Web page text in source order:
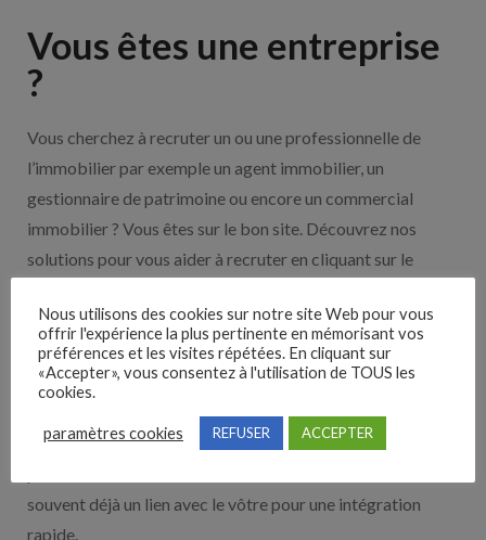
Vous êtes une entreprise
?
Vous cherchez à recruter un ou une professionnelle de
l’immobilier par exemple un agent immobilier, un
gestionnaire de patrimoine ou encore un commercial
immobilier ? Vous êtes sur le bon site. Découvrez nos
solutions pour vous aider à recruter en cliquant sur le
Nos solutions entreprises
Découvrez nos partenaires ! Moteurs de recherches,
multidiffuseurs, sites payant… nombreux sont nos
souvent déjà un lien avec le vôtre pour une intégration
rapide.
Nous utilisons des cookies sur notre site Web pour vous
offrir l'expérience la plus pertinente en mémorisant vos
préférences et les visites répétées. En cliquant sur
«Accepter», vous consentez à l'utilisation de TOUS les
cookies.
paramètres cookies REFUSER ACCEPTER